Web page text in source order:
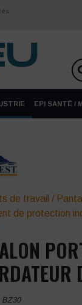
EPI SANTÉ /
de travail /
de protection
BZ30